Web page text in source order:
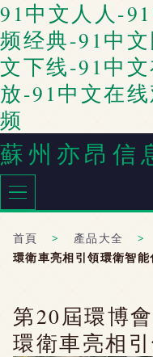
91中文人人-
频经典-91中
文下线-91中
放-91中文在
频
蘇州亦昂信
首頁 > 產品大全 >
環衛車亮相引領環衛智能
第20屆環博
環衛車亮相